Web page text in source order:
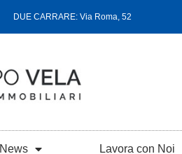
DUE CARRARE: Via Roma, 52
News Lavora con Noi